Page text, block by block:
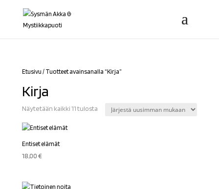
Etusivu / Tuotteet avainsanalla “Kirja”
Kirja
Näytetään kaikki 11 tulostaSorted
Entiset elämät
18,00€